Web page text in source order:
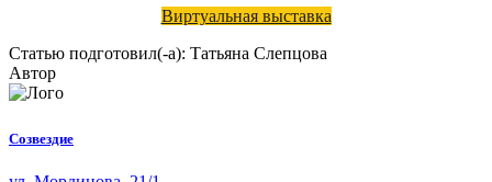
Виртуальная выставка
Статью подготовил(-а): Татьяна Слепцова
Автор
Созвездие